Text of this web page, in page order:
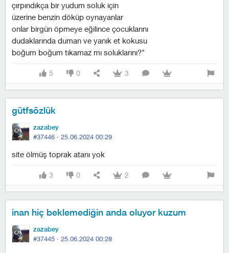
çırpındıkça bir yudum soluk için
üzerine benzin döküp oynayanlar
onlar birgün öpmeye eğilince çocuklarını
dudaklarında duman ve yanık et kokusu
boğum boğum tıkamaz mı soluklarını?"
5 0 3
gütfsözlük
zazabey
#37446 · 25.06.2024 00:29
site ölmüş toprak atanı yok
3 0 2
inan hiç beklemediğin anda oluyor kuzum
zazabey
#37445 · 25.06.2024 00:28